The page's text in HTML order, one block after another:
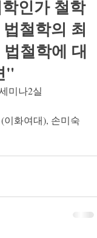
인가 철학
철학의 최
철학에 대
"
미나2실
이화여대), 손미숙